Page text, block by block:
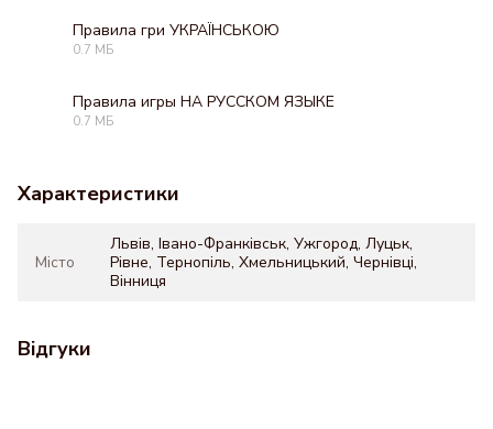
Правила гри УКРАЇНСЬКОЮ
0.7 МБ
Правила игры НА РУССКОМ ЯЗЫКЕ
0.7 МБ
Характеристики
Місто
Львів, Івано-Франківськ, Ужгород, Луцьк,
Рівне, Тернопіль, Хмельницький, Чернівці,
Вінниця
Відгуки